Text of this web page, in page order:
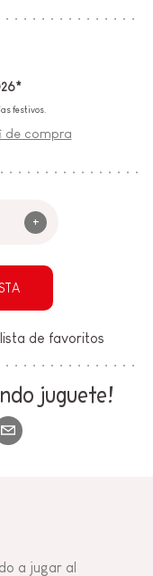
festivos.
de compra
+
de favoritos
juguete!
a jugar al